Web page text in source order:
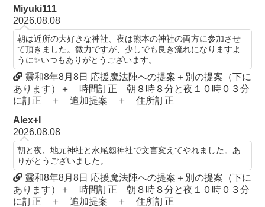
Miyuki111
2026.08.08
朝は近所の大好きな神社、夜は熊本の神社の両方に参加させ
て頂きました。微力ですが、少しでも良き流れになりますよ
うに✨いつもありがとうございます。
靈和8年8月8日 応援魔法陣への提案＋別の提案（下に
あります）＋ 時間訂正 朝８時８分と夜１０時０３分
に訂正 ＋ 追加提案 ＋ 住所訂正
Alex+I
2026.08.08
朝と夜、地元神社と永尾劔神社で文言変えてやれました。あ
りがとうございました。
靈和8年8月8日 応援魔法陣への提案＋別の提案（下に
あります）＋ 時間訂正 朝８時８分と夜１０時０３分
に訂正 ＋ 追加提案 ＋ 住所訂正